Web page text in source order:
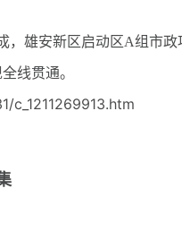
雄安新区启动区A组市政
线贯通。
c_1211269913.htm